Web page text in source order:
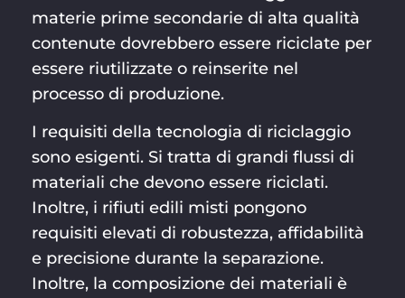
materie prime secondarie di alta qualità
contenute dovrebbero essere riciclate per
essere riutilizzate o reinserite nel
processo di produzione.
I requisiti della tecnologia di riciclaggio
sono esigenti. Si tratta di grandi flussi di
materiali che devono essere riciclati.
Inoltre, i rifiuti edili misti pongono
requisiti elevati di robustezza, affidabilità
e precisione durante la separazione.
Inoltre, la composizione dei materiali è